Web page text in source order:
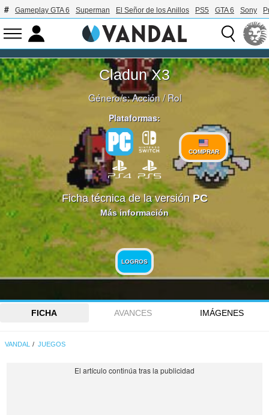
Gameplay GTA 6 Superman El Señor de los Anillos PS5 GTA 6 Sony
Cladun X3
Género/s:Acción/Rol
Plataformas:
COMPRAR
Ficha técnica de la versión PC
Más información
LOGROS
FICHA AVANCES IMÁGENES
VANDAL JUEGOS